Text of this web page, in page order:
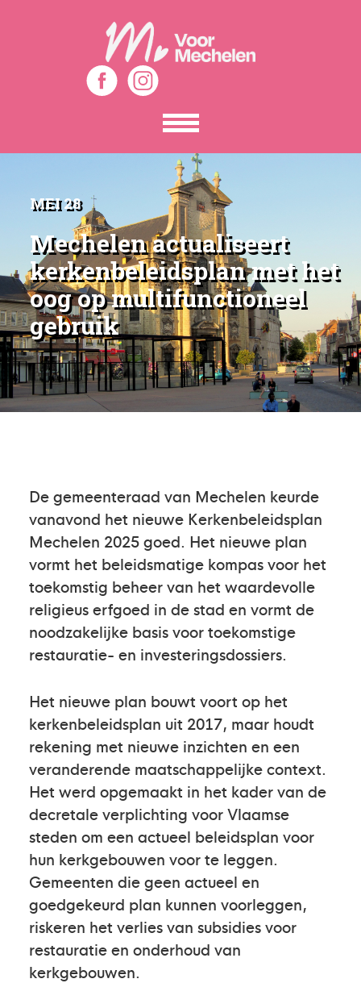
Toon
het
menu
MEI 28
Mechelen actualiseert
kerkenbeleidsplan met het
oog op multifunctioneel
gebruik
De gemeenteraad van Mechelen keurde
vanavond het nieuwe Kerkenbeleidsplan
Mechelen 2025 goed. Het nieuwe plan
vormt het beleidsmatige kompas voor het
toekomstig beheer van het waardevolle
religieus erfgoed in de stad en vormt de
noodzakelijke basis voor toekomstige
restauratie- en investeringsdossiers.
Het nieuwe plan bouwt voort op het
kerkenbeleidsplan uit 2017, maar houdt
rekening met nieuwe inzichten en een
veranderende maatschappelijke context.
Het werd opgemaakt in het kader van de
decretale verplichting voor Vlaamse
steden om een actueel beleidsplan voor
hun kerkgebouwen voor te leggen.
Gemeenten die geen actueel en
goedgekeurd plan kunnen voorleggen,
riskeren het verlies van subsidies voor
restauratie en onderhoud van
kerkgebouwen.